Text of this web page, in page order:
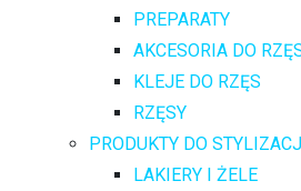
PREPARATY
AKCESORIA DO
KLEJE DO RZĘS
RZĘSY
PRODUKTY DO
LAKIERY I ŻELE